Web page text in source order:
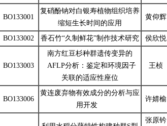
BO133001
复硝酚钠对白银寿植物组织培养
缩短生长时间的应用
黄仰辉
BO133002 香石竹“久制鲜花”制作技术研究 侯欣悦
BO133003
南方红豆杉种群遗传变异的
AFLP分析：鉴定和环境因子
关联的适应性座位
王桢
BO133006
黄连废弃物有效成分的分析与应
用开发
许婧榆
张原钤